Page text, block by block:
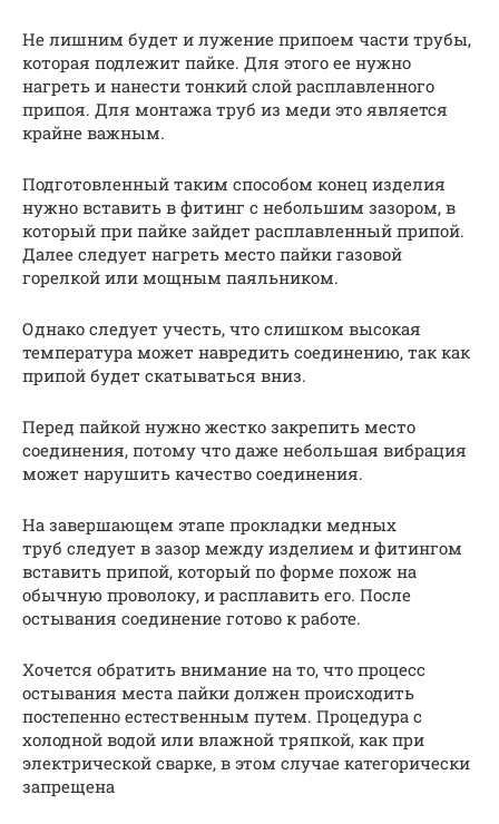
Не лишним будет и лужение припоем части трубы,
которая подлежит пайке. Для этого ее нужно
нагреть и нанести тонкий слой расплавленного
припоя. Для монтажа труб из меди это является
крайне важным.
Подготовленный таким способом конец изделия
нужно вставить в фитинг с небольшим зазором, в
который при пайке зайдет расплавленный припой.
Далее следует нагреть место пайки газовой
горелкой или мощным паяльником.
Однако следует учесть, что слишком высокая
температура может навредить соединению, так как
припой будет скатываться вниз.
Перед пайкой нужно жестко закрепить место
соединения, потому что даже небольшая вибрация
может нарушить качество соединения.
На завершающем этапе прокладки медных
труб следует в зазор между изделием и фитингом
вставить припой, который по форме похож на
обычную проволоку, и расплавить его. После
остывания соединение готово к работе.
Хочется обратить внимание на то, что процесс
остывания места пайки должен происходить
постепенно естественным путем. Процедура с
холодной водой или влажной тряпкой, как при
электрической сварке, в этом случае категорически
запрещена